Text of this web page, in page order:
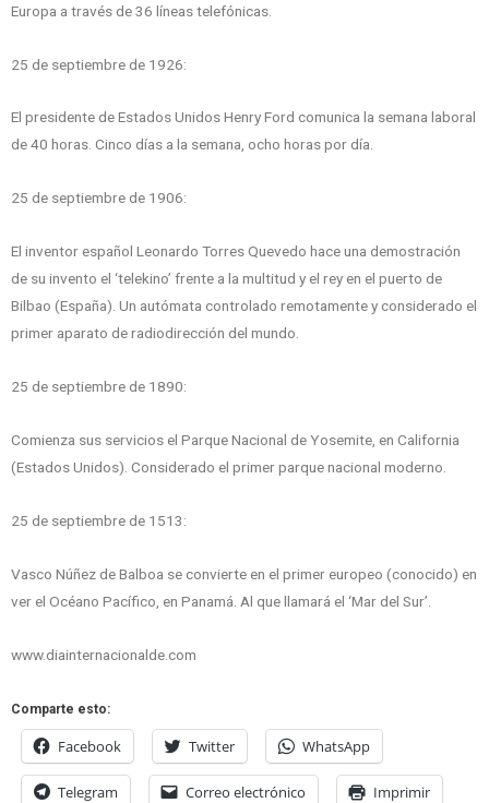
Europa a través de 36 líneas telefónicas.
25 de septiembre de 1926:
El presidente de Estados Unidos Henry Ford comunica la semana laboral
de 40 horas. Cinco días a la semana, ocho horas por día.
25 de septiembre de 1906:
El inventor español Leonardo Torres Quevedo hace una demostración
de su invento el ‘telekino’ frente a la multitud y el rey en el puerto de
Bilbao (España). Un autómata controlado remotamente y considerado el
primer aparato de radiodirección del mundo.
25 de septiembre de 1890:
Comienza sus servicios el Parque Nacional de Yosemite, en California
(Estados Unidos). Considerado el primer parque nacional moderno.
25 de septiembre de 1513:
Vasco Núñez de Balboa se convierte en el primer europeo (conocido) en
ver el Océano Pacífico, en Panamá. Al que llamará el ‘Mar del Sur’.
www.diainternacionalde.com
Comparte esto:
Facebook Twitter WhatsApp
Telegram Correo electrónico Imprimir